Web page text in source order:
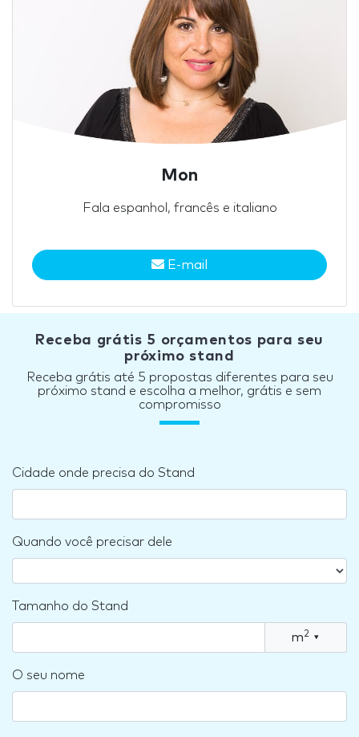
Mon
Fala espanhol, francês e italiano
E-mail
Receba grátis 5 orçamentos para seu
próximo stand
Receba grátis até 5 propostas diferentes para seu
próximo stand e escolha a melhor, grátis e sem
compromisso
Cidade onde precisa do Stand
Quando você precisar dele
Tamanho do Stand
m2 ▾
O seu nome